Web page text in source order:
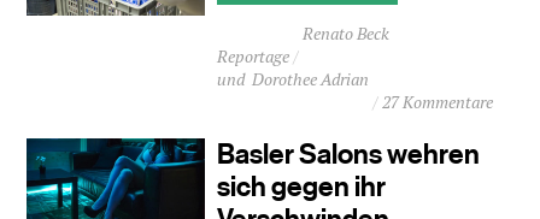
Durchschnittliche
ca.
4
Reportage
Renato Beck
Dorothee Adrian
27 Kommentare
Basler Salons wehren
sich gegen ihr